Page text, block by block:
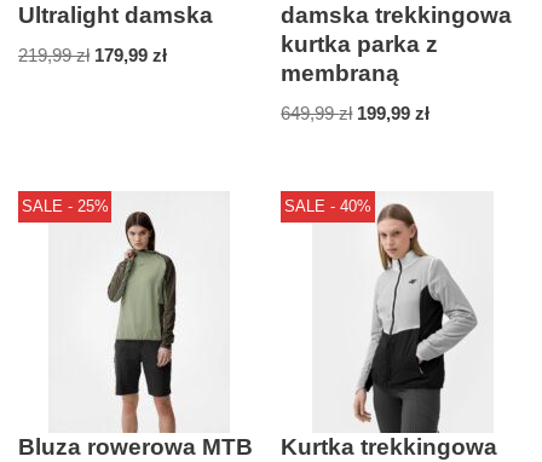
Ultralight damska
219,99zł 179,99 zł
damska trekkingowa
kurtka parka z
membraną
649,99zł 199,99zł
SALE - 25%
Bluza rowerowa MTB
SALE - 40%
Kurtka trekkingowa